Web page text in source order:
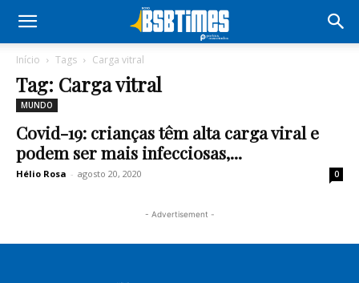
Início Tags Carga vitral
Tag: Carga vitral
MUNDO
Covid-19: crianças têm alta carga viral e
podem ser mais infecciosas,...
Hélio Rosa - agosto 20, 2020 0
- Advertisement -